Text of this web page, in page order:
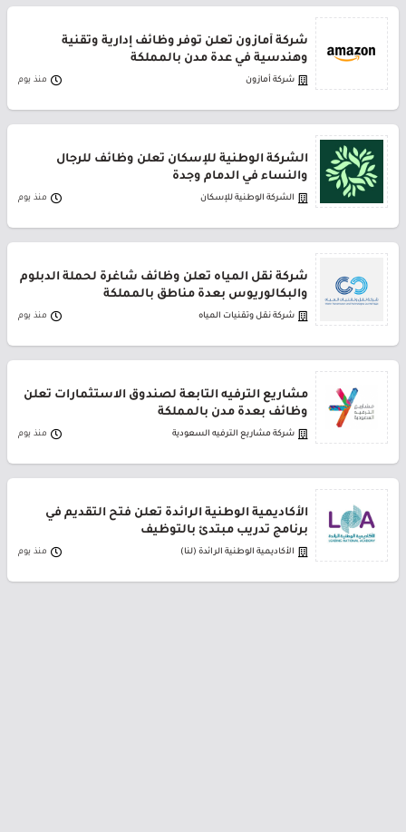
شركة أمازون تعلن توفر وظائف إدارية وتقنية
وهندسية في عدة مدن بالمملكة
شركة أمازون منذ يوم
الشركة الوطنية للإسكان تعلن وظائف للرجال
والنساء في الدمام وجدة
الشركة الوطنية للإسكان منذ يوم
شركة نقل المياه تعلن وظائف شاغرة لحملة الدبلوم
والبكالوريوس بعدة مناطق بالمملكة
شركة نقل وتقنيات المياه منذ يوم
مشاريع الترفيه التابعة لصندوق الاستثمارات تعلن
وظائف بعدة مدن بالمملكة
شركة مشاريع الترفيه السعودية منذ يوم
الأكاديمية الوطنية الرائدة تعلن فتح التقديم في
برنامج تدريب مبتدئ بالتوظيف
الأكاديمية الوطنية الرائدة (لنا) منذ يوم